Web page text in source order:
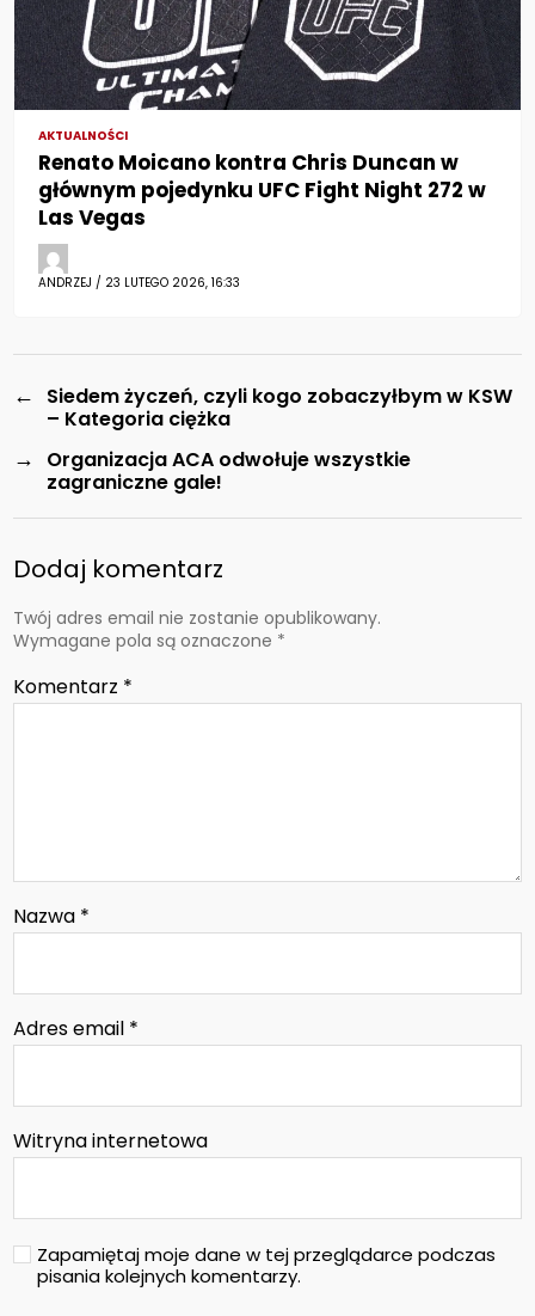
AKTUALNOŚCI
Renato Moicano kontra Chris Duncan w
głównym pojedynku UFC Fight Night 272 w
Las Vegas
ANDRZEJ / 23 LUTEGO 2026, 16:33
←
Siedem życzeń, czyli kogo zobaczyłbym w KSW
– Kategoria ciężka
→
Organizacja ACA odwołuje wszystkie
zagraniczne gale!
Dodaj komentarz
Twój adres email nie zostanie opublikowany.
Wymagane pola są oznaczone *
Komentarz *
Nazwa *
Adres email *
Witryna internetowa
Zapamiętaj moje dane w tej przeglądarce podczas
pisania kolejnych komentarzy.